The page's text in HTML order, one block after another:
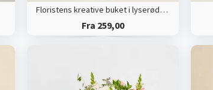
Floristens kreative buket i lyserøde nuancer
Fra 259,00